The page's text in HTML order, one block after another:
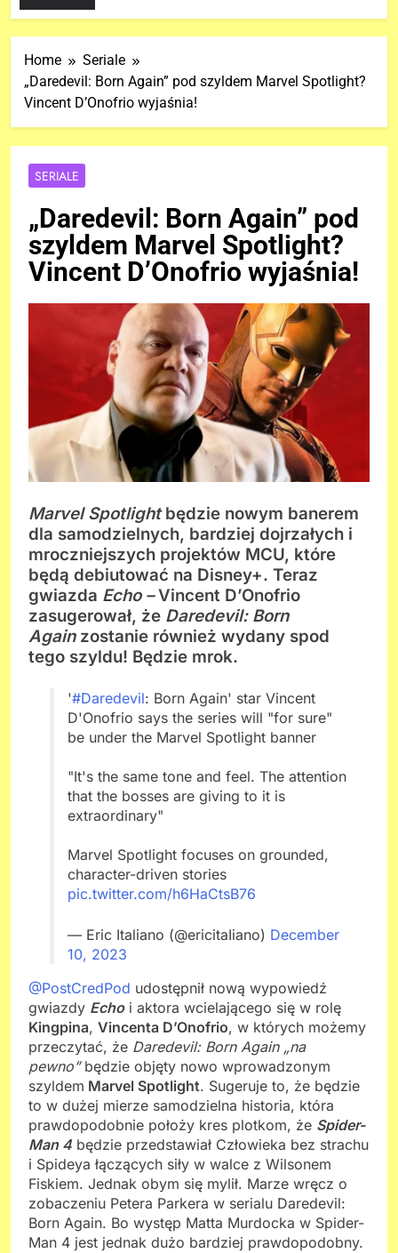
Home
Seriale
„Daredevil: Born Again” pod szyldem Marvel Spotlight?
Vincent D’Onofrio wyjaśnia!
SERIALE
„Daredevil: Born Again” pod
szyldem Marvel Spotlight?
Vincent D’Onofrio wyjaśnia!
Marvel Spotlightbędzie nowym banerem
dla samodzielnych, bardziej dojrzałych i
mroczniejszych projektów MCU, które
będą debiutować na Disney+. Teraz
gwiazda Echo –Vincent D’Onofrio
zasugerował, że Daredevil: Born
Againzostanie również wydany spod
tego szyldu! Będzie mrok.
'#Daredevil: Born Again' star Vincent
D'Onofrio says the series will "for sure"
be under the Marvel Spotlight banner
"It's the same tone and feel. The attention
that the bosses are giving to it is
extraordinary"
Marvel Spotlight focuses on grounded,
character-driven stories
pic.twitter.com/h6HaCtsB76
— Eric Italiano (@ericitaIiano) December
10, 2023
@PostCredPod udostępnił nową wypowiedź
gwiazdy Echoi aktora wcielającego się w rolę
Kingpina, Vincenta D’Onofrio, w których możemy
przeczytać, że Daredevil: Born Again „na
pewno”będzie objęty nowo wprowadzonym
szyldem Marvel Spotlight. Sugeruje to, że będzie
to w dużej mierze samodzielna historia, która
prawdopodobnie położy kres plotkom, że Spider-
Man 4będzie przedstawiał Człowieka bez strachu
i Spideya łączących siły w walce z Wilsonem
Fiskiem. Jednak obym się mylił. Marze wręcz o
zobaczeniu Petera Parkera w serialu Daredevil:
Born Again. Bo występ Matta Murdocka w Spider-
Man 4 jest jednak dużo bardziej prawdopodobny.